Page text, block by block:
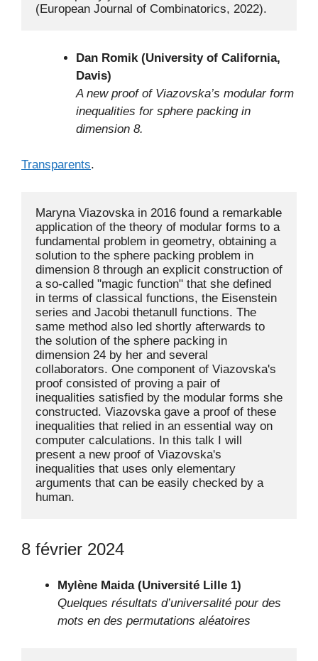
(European Journal of Combinatorics, 2022).
Dan Romik (University of California,
Davis)
A new proof of Viazovska’s modular form
inequalities for sphere packing in
dimension 8.
Transparents.
Maryna Viazovska in 2016 found a remarkable
application of the theory of modular forms to a
fundamental problem in geometry, obtaining a
solution to the sphere packing problem in
dimension 8 through an explicit construction of
a so-called "magic function" that she defined
in terms of classical functions, the Eisenstein
series and Jacobi thetanull functions. The
same method also led shortly afterwards to
the solution of the sphere packing in
dimension 24 by her and several
collaborators. One component of Viazovska's
proof consisted of proving a pair of
inequalities satisfied by the modular forms she
constructed. Viazovska gave a proof of these
inequalities that relied in an essential way on
computer calculations. In this talk I will
present a new proof of Viazovska's
inequalities that uses only elementary
arguments that can be easily checked by a
human.
8 février 2024
Mylène Maida (Université Lille 1)
Quelques résultats d’universalité pour des
mots en des permutations aléatoires